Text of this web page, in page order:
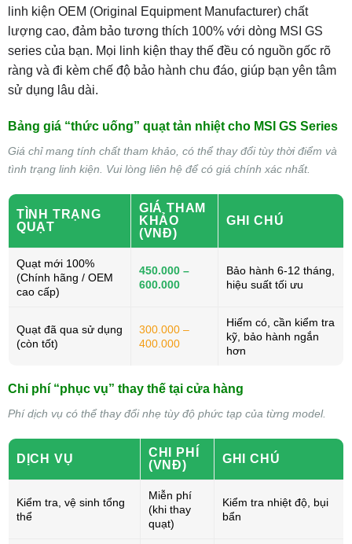
linh kiện OEM (Original Equipment Manufacturer) chất
lượng cao, đảm bảo tương thích 100% với dòng MSI GS
series của bạn. Mọi linh kiện thay thế đều có nguồn gốc rõ
ràng và đi kèm chế độ bảo hành chu đáo, giúp bạn yên tâm
sử dụng lâu dài.
Bảng giá “thức uống” quạt tản nhiệt cho MSI GS Series
Giá chỉ mang tính chất tham khảo, có thể thay đổi tùy thời điểm và
tình trạng linh kiện. Vui lòng liên hệ để có giá chính xác nhất.
TÌNH TRẠNG
QUẠT
GIÁ THAM
KHẢO
(VNĐ)
GHI CHÚ
Quạt mới 100%
(Chính hãng / OEM
cao cấp)
450.000 –
600.000
Bảo hành 6-12 tháng,
hiệu suất tối ưu
Quạt đã qua sử dụng
(còn tốt)
300.000 –
400.000
Hiếm có, cần kiểm tra
kỹ, bảo hành ngắn
hơn
Chi phí “phục vụ” thay thế tại cửa hàng
Phí dịch vụ có thể thay đổi nhẹ tùy độ phức tạp của từng model.
DỊCH VỤ
CHI PHÍ
(VNĐ)
GHI CHÚ
Kiểm tra, vệ sinh tổng
thể
Miễn phí
(khi thay
quạt)
Kiểm tra nhiệt độ, bụi
bẩn